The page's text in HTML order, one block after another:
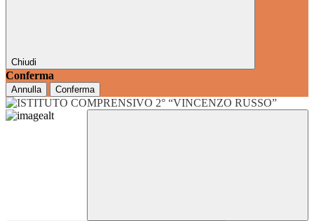
Chiudi
Conferma
Annulla Conferma